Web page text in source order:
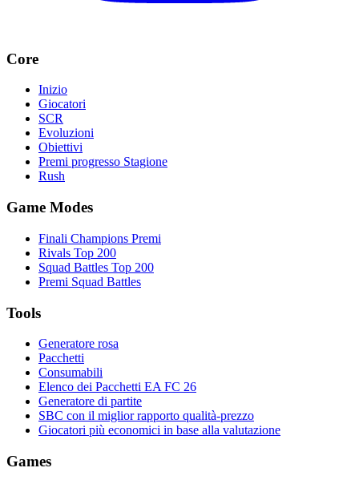
Core
Inizio
Giocatori
SCR
Evoluzioni
Obiettivi
Premi progresso Stagione
Rush
Game Modes
Finali Champions Premi
Rivals Top 200
Squad Battles Top 200
Premi Squad Battles
Tools
Generatore rosa
Pacchetti
Consumabili
Elenco dei Pacchetti EA FC 26
Generatore di partite
SBC con il miglior rapporto qualità-prezzo
Giocatori più economici in base alla valutazione
Games